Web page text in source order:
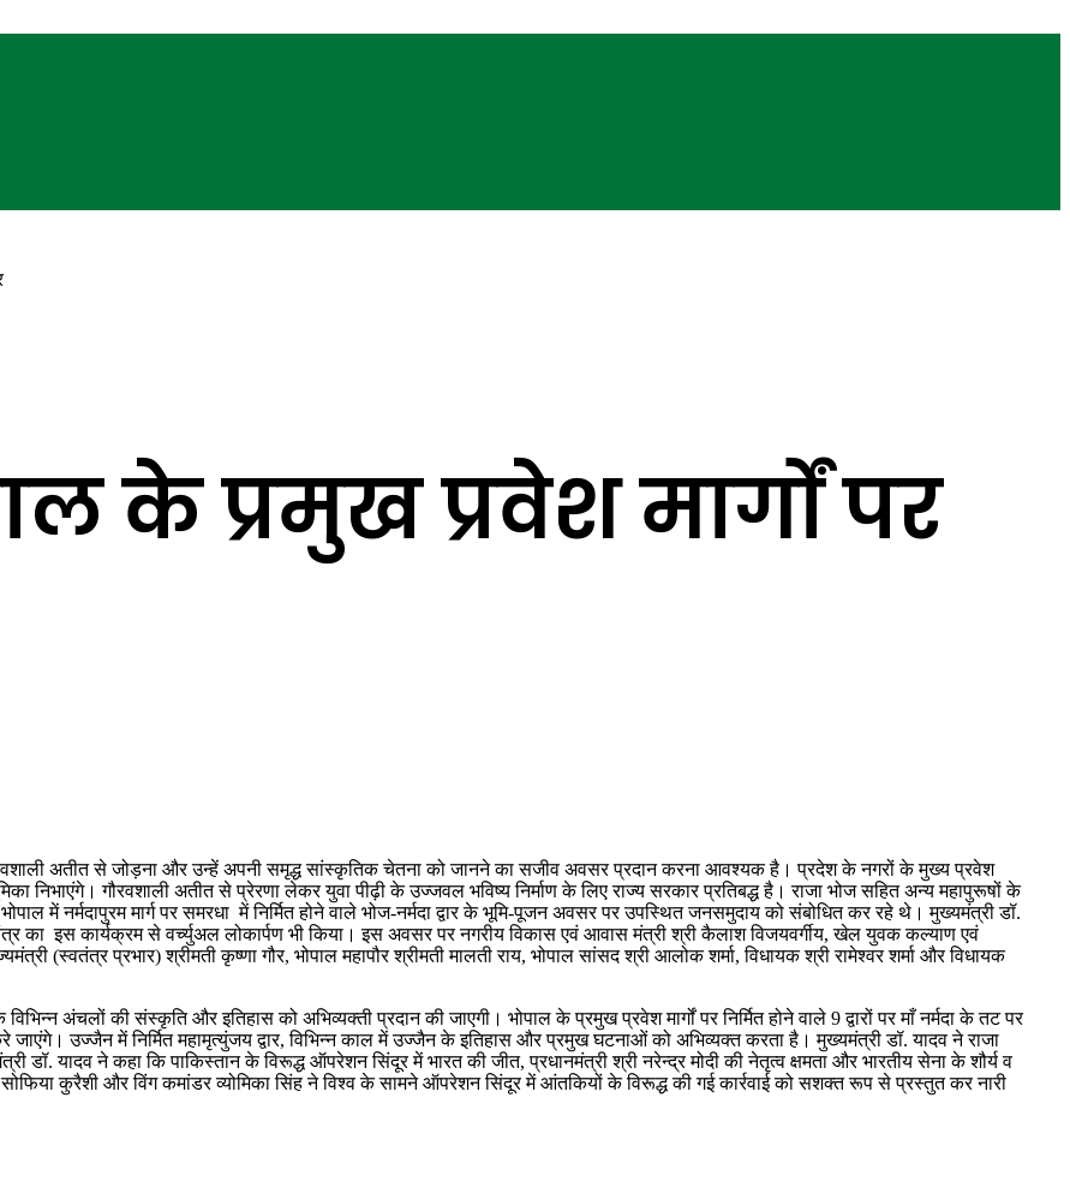
के प्रमुख प्रवेश मार्गों पर
अतीत से जोड़ना और उन्हें अपनी समृद्ध सांस्कृतिक चेतना को जानने का सजीव अवसर प्रदान करना आवश्यक है। प्रदेश के नगरों के मुख्य प्रवेश
निभाएंगे। गौरवशाली अतीत से प्रेरणा लेकर युवा पीढ़ी के उज्जवल भविष्य निर्माण के लिए राज्य सरकार प्रतिबद्ध है। राजा भोज सहित अन्य महापुरूषों के
में नर्मदापुरम मार्ग पर समरधा में निर्मित होने वाले भोज-नर्मदा द्वार के भूमि-पूजन अवसर पर उपस्थित जनसमुदाय को संबोधित कर रहे थे। मुख्यमंत्री डॉ.
का इस कार्यक्रम से वर्च्युअल लोकार्पण भी किया। इस अवसर पर नगरीय विकास एवं आवास मंत्री श्री कैलाश विजयवर्गीय, खेल युवक कल्याण एवं
(स्वतंत्र प्रभार) श्रीमती कृष्णा गौर, भोपाल महापौर श्रीमती मालती राय, भोपाल सांसद श्री आलोक शर्मा, विधायक श्री रामेश्वर शर्मा और विधायक
अंचलों की संस्कृति और इतिहास को अभिव्यक्ती प्रदान की जाएगी। भोपाल के प्रमुख प्रवेश मार्गों पर निर्मित होने वाले 9 द्वारों पर माँ नर्मदा के तट पर
जाएंगे। उज्जैन में निर्मित महामृत्युंजय द्वार, विभिन्न काल में उज्जैन के इतिहास और प्रमुख घटनाओं को अभिव्यक्त करता है। मुख्यमंत्री डॉ. यादव ने राजा
डॉ. यादव ने कहा कि पाकिस्तान के विरूद्ध ऑपरेशन सिंदूर में भारत की जीत, प्रधानमंत्री श्री नरेन्द्र मोदी की नेतृत्व क्षमता और भारतीय सेना के शौर्य व
कुरैशी और विंग कमांडर व्योमिका सिंह ने विश्व के सामने ऑपरेशन सिंदूर में आंतकियों के विरूद्ध की गई कार्रवाई को सशक्त रूप से प्रस्तुत कर नारी